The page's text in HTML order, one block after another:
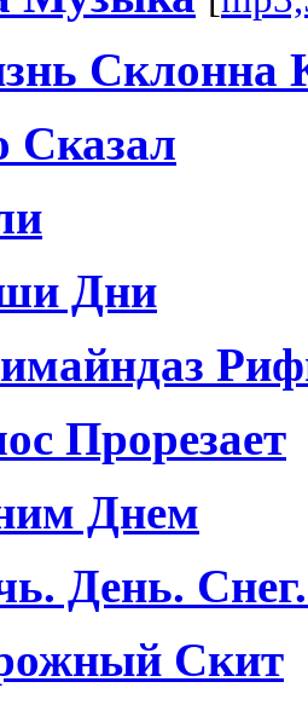
Склонна
Сказал
Дни
Прорезает
Днем
День.
Скит